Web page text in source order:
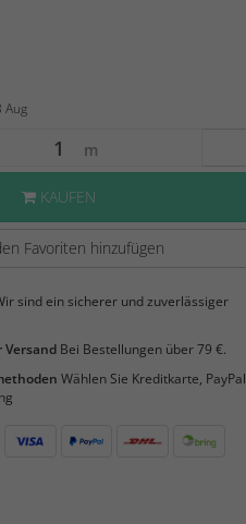
m
KAUFEN
Favoriten hinzufügen
sind ein sicherer und zuverlässiger
Bei Bestellungen über 79 €.
Wählen Sie Kreditkarte, PayPal